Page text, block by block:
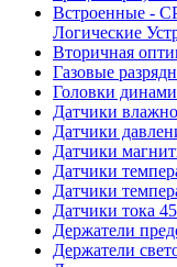
Встроенные -
Логические
Вторичная
Газовые
Головки
Датчики
Датчики
Датчики
Датчики
Датчики
Датчики тока 45
Держатели
Держатели